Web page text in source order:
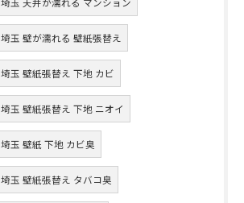
埼玉 壁が濡れる 壁紙張替え
埼玉 壁紙張替え 下地 カビ
埼玉 壁紙張替え 下地 ニオイ
埼玉 壁紙 下地 カビ臭
埼玉 壁紙張替え タバコ臭